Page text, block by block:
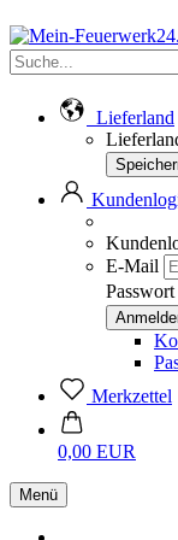
Lieferland
E-Mail
Passwort
Merkzettel
0,00 EUR
Menü